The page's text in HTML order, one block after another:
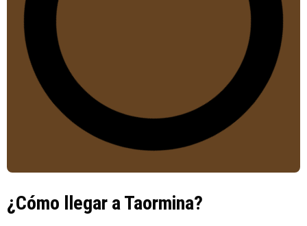
¿Cómo llegar a Taormina?